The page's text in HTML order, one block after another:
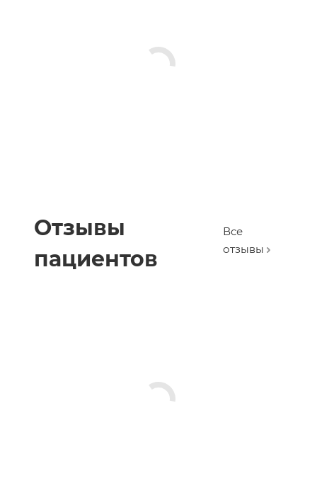
Отзывы
пациентов
Все
отзывы